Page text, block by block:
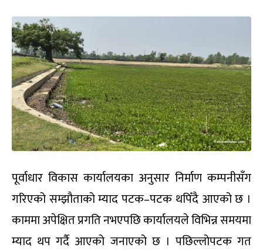
पूर्वाधार विकास कार्यालयका अनुसार निर्माण कम्पनीसँग
गरिएको सम्झौताको म्याद पटक–पटक थपिँदै आएको छ ।
काममा अपेक्षित प्रगति नभएपछि कार्यालयले विभिन्न समयमा
म्याद थप गर्दै आएको जनाएको छ । पछिल्लोपटक गत